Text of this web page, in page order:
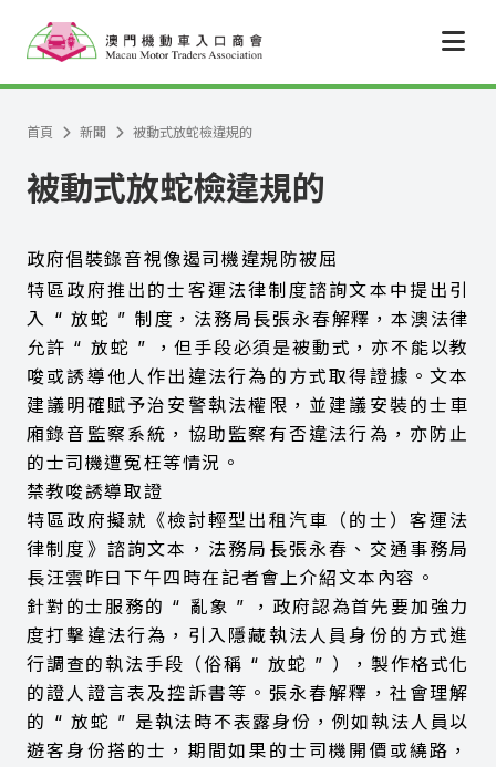
首頁 新聞 被動式放蛇檢違規的
被動式放蛇檢違規的
政府倡裝錄音視像遏司機違規防被屈
特區政府推出的士客運法律制度諮詢文本中提出引
入 “ 放蛇 ” 制度，法務局長張永春解釋，本澳法律
允許 “ 放蛇 ”
，但手段必須是被動式，亦不能以教
唆或誘導他人作出違法行為的方式取得證據。文本
建議明確賦予治安警執法權限，並建議安裝的士車
廂錄音監察系統，協助監察有否違法行為，亦防止
的士司機遭冤枉等情況。
禁教唆誘導取證
特區政府擬就《檢討輕型出租汽車（的士）客運法
律制度》諮詢文本，法務局長張永春、交通事務局
長汪雲昨日下午四時在記者會上介紹文本內容。
針對的士服務的 “ 亂象 ”
，政府認為首先要加強力
度打擊違法行為，引入隱藏執法人員身份的方式進
行調查的執法手段（俗稱 “ 放蛇 ” ），製作格式化
的證人證言表及控訴書等。張永春解釋，社會理解
的 “ 放蛇 ” 是執法時不表露身份，例如執法人員以
遊客身份搭的士，期間如果的士司機開價或繞路，